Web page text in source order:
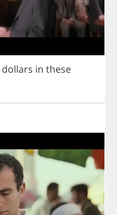
dollars in these